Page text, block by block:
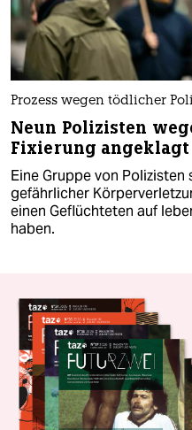
Prozess wegen tödlicher
Neun Polizisten
Fixierung angeklagt
Eine Gruppe von
gefährlicher
einen Geflüchteten auf
haben.